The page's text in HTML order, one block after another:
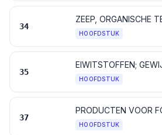
34
HOOFDSTUK
35
HOOFDSTUK
37
HOOFDSTUK